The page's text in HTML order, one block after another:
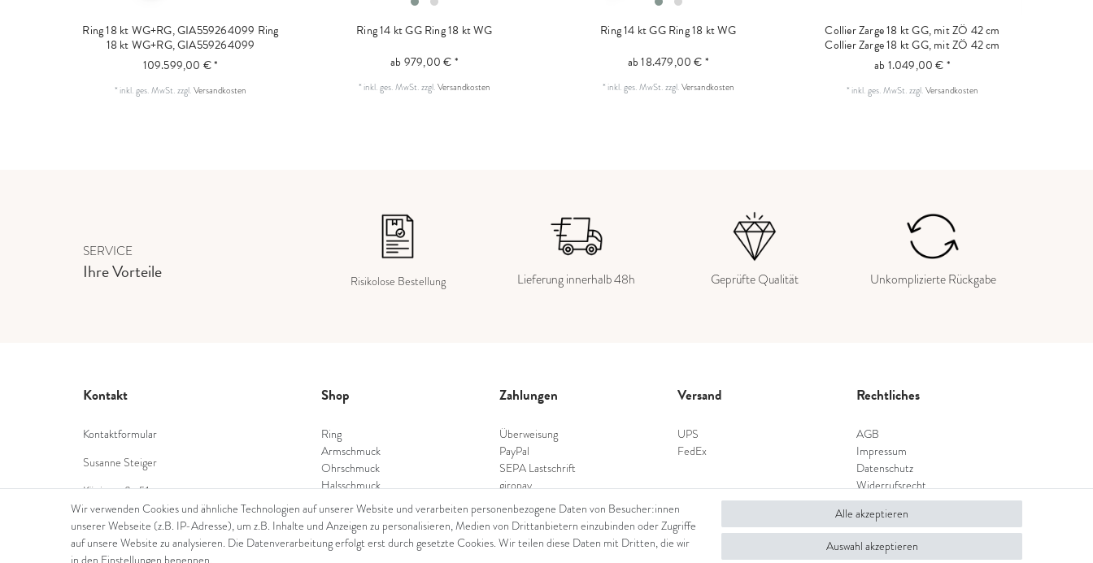
Ring 18 kt WG+RG, GIA559264099 Ring
18 kt WG+RG, GIA559264099
109.599,00 € *
* inkl. ges. MwSt.zzgl.Versandkosten
Ring 14 kt GGRing 18 kt WG
ab 979,00 € *
* inkl. ges. MwSt.zzgl.Versandkosten
Ring 14 kt GGRing 18 kt WG
ab 18.479,00 € *
* inkl. ges. MwSt.zzgl.Versandkosten
Collier Zarge 18 kt GG, mit ZÖ 42 cm
Collier Zarge 18 kt GG, mit ZÖ 42 cm
ab 1.049,00 € *
* inkl. ges. MwSt.zzgl.Versandkosten
SERVICE
Ihre Vorteile Risikolose Bestellung Lieferung innerhalb 48h Geprüfte Qualität Unkomplizierte Rückgabe
Kontakt
Kontaktformular
Susanne Steiger
Königstraße 51
53332 Bornheim
Tel.: 022229397468
Shop
Ring
Armschmuck
Ohrschmuck
Halsschmuck
Diamantschmuck
Farbsteinschmuck
Perlenschmuck
Zahlungen
Überweisung
PayPal
SEPA Lastschrift
giropay
Kreditkarte
Versand
UPS
FedEx
Rechtliches
AGB
Impressum
Datenschutz
Widerrufsrecht
Widerrufsformular
Wir verwenden Cookies und ähnliche Technologien auf unserer Website und verarbeiten personenbezogene Daten von Besucher:innen
unserer Webseite (z.B. IP-Adresse), um z.B. Inhalte und Anzeigen zu personalisieren, Medien von Drittanbietern einzubinden oder Zugriffe
auf unsere Website zu analysieren. Die Datenverarbeitung erfolgt erst durch gesetzte Cookies. Wir teilen diese Daten mit Dritten, die wir
Alle akzeptieren
Auswahl akzeptieren